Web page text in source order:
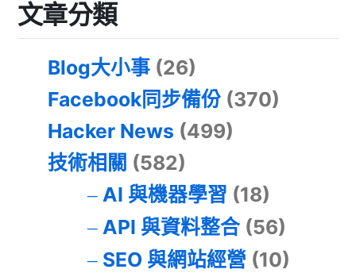
文章分類
Blog大小事 (26)
Facebook同步備份 (370)
Hacker News (499)
技術相關 (582)
AI 與機器學習 (18)
API 與資料整合(56)
SEO 與網站經營 (10)